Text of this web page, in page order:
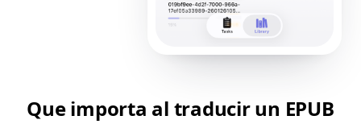
Que importa al traducir un EPUB